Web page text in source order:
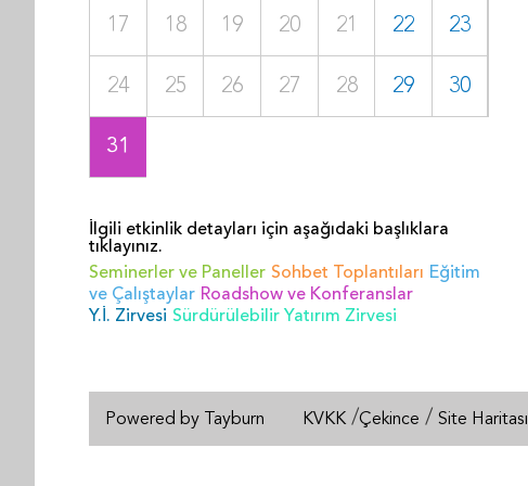
17 18 19 20 21 22 23
24 25 26 27 28 29 30
31
İlgili etkinlik detayları için aşağıdaki başlıklara
tıklayınız.
Seminerler ve Paneller Sohbet Toplantıları Eğitim
ve Çalıştaylar Roadshow ve Konferanslar
Y.İ. Zirvesi Sürdürülebilir Yatırım Zirvesi
Powered by Tayburn KVKK /Çekince / Site Haritası